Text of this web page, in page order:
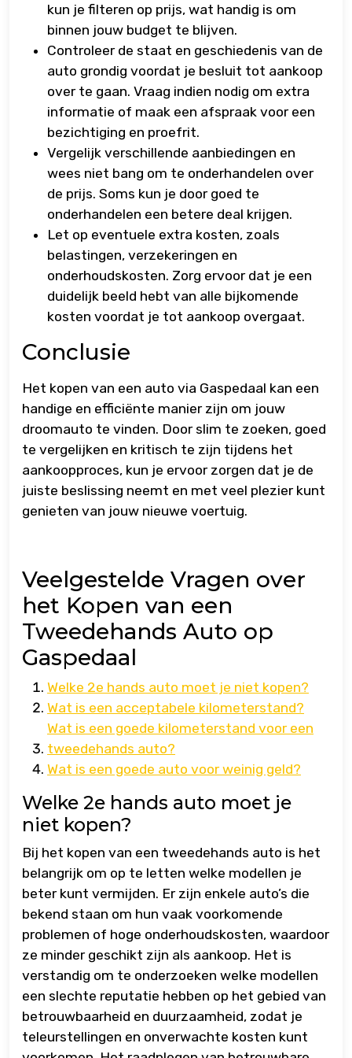
kun je filteren op prijs, wat handig is om
binnen jouw budget te blijven.
Controleer de staat en geschiedenis van de
auto grondig voordat je besluit tot aankoop
over te gaan. Vraag indien nodig om extra
informatie of maak een afspraak voor een
bezichtiging en proefrit.
Vergelijk verschillende aanbiedingen en
wees niet bang om te onderhandelen over
de prijs. Soms kun je door goed te
onderhandelen een betere deal krijgen.
Let op eventuele extra kosten, zoals
belastingen, verzekeringen en
onderhoudskosten. Zorg ervoor dat je een
duidelijk beeld hebt van alle bijkomende
kosten voordat je tot aankoop overgaat.
Conclusie
Het kopen van een auto via Gaspedaal kan een
handige en efficiënte manier zijn om jouw
droomauto te vinden. Door slim te zoeken, goed
te vergelijken en kritisch te zijn tijdens het
aankoopproces, kun je ervoor zorgen dat je de
juiste beslissing neemt en met veel plezier kunt
genieten van jouw nieuwe voertuig.
Veelgestelde Vragen over
het Kopen van een
Tweedehands Auto op
Gaspedaal
Welke 2e hands auto moet je niet kopen?
Wat is een acceptabele kilometerstand?
Wat is een goede kilometerstand voor een
tweedehands auto?
Wat is een goede auto voor weinig geld?
Welke 2e hands auto moet je
niet kopen?
Bij het kopen van een tweedehands auto is het
belangrijk om op te letten welke modellen je
beter kunt vermijden. Er zijn enkele auto’s die
bekend staan om hun vaak voorkomende
problemen of hoge onderhoudskosten, waardoor
ze minder geschikt zijn als aankoop. Het is
verstandig om te onderzoeken welke modellen
een slechte reputatie hebben op het gebied van
betrouwbaarheid en duurzaamheid, zodat je
teleurstellingen en onverwachte kosten kunt